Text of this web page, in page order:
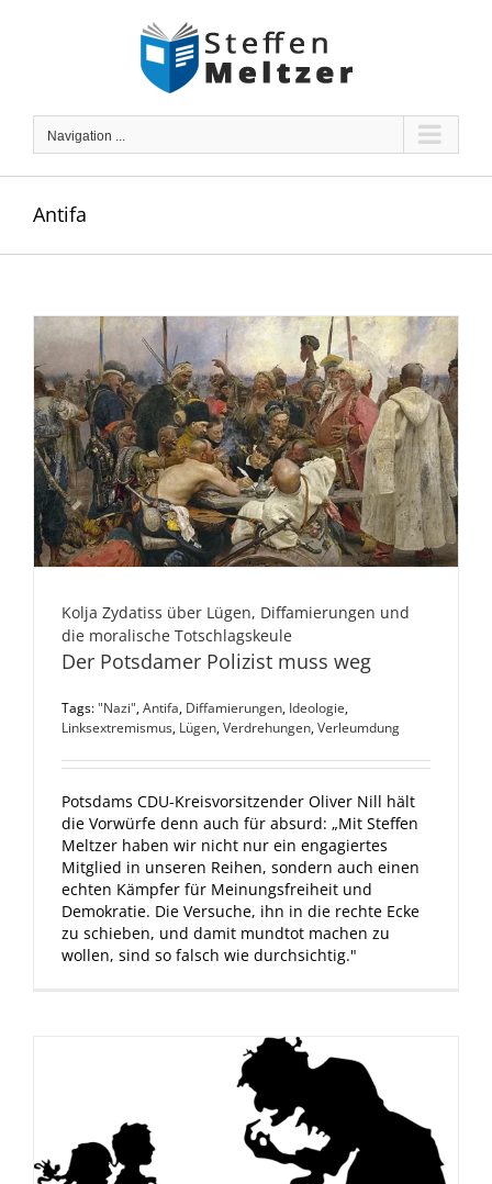
Navigation ...
Antifa
Kolja Zydatiss über Lügen, Diffamierungen und
die moralische Totschlagskeule
Der Potsdamer Polizist muss weg
Tags:"Nazi",Antifa, Diffamierungen, Ideologie,
Linksextremismus, Lügen,Verdrehungen,Verleumdung
Potsdams CDU-Kreisvorsitzender Oliver Nill hält
die Vorwürfe denn auch für absurd: „Mit Steffen
Meltzer haben wir nicht nur ein engagiertes
Mitglied in unseren Reihen, sondern auch einen
echten Kämpfer für Meinungsfreiheit und
Demokratie. Die Versuche, ihn in die rechte Ecke
zu schieben, und damit mundtot machen zu
wollen, sind so falsch wie durchsichtig."